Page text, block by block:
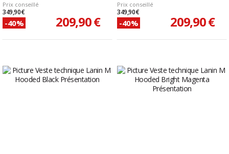
Prix conseillé
349,90 €
-40% 209,90 €
Prix conseillé
349,90 €
-40% 209,90 €